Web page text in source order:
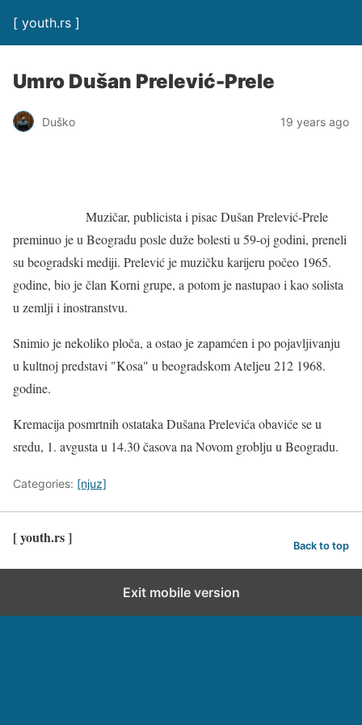
[ youth.rs ]
Umro Dušan Prelević-Prele
Duško 19 years ago
Muzičar, publicista i pisac Dušan Prelević-Prele
preminuo je u Beogradu posle duže bolesti u 59-oj godini, preneli
su beogradski mediji. Prelević je muzičku karijeru počeo 1965.
godine, bio je član Korni grupe, a potom je nastupao i kao solista
u zemlji i inostranstvu.
Snimio je nekoliko ploča, a ostao je zapamćen i po pojavljivanju
u kultnoj predstavi "Kosa" u beogradskom Ateljeu 212 1968.
godine.
Kremacija posmrtnih ostataka Dušana Prelevića obaviće se u
sredu, 1. avgusta u 14.30 časova na Novom groblju u Beogradu.
Categories: [njuz]
[ youth.rs ] Back to top
Exit mobile version